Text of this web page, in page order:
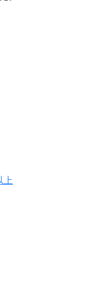
上